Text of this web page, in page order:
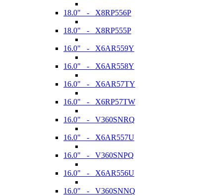
18.0" - X8RP556P
18.0" - X8RP555P
16.0" - X6AR559Y
16.0" - X6AR558Y
16.0" - X6AR57TY
16.0" - X6RP57TW
16.0" - V360SNRQ
16.0" - X6AR557U
16.0" - V360SNPQ
16.0" - X6AR556U
16.0" - V360SNNQ